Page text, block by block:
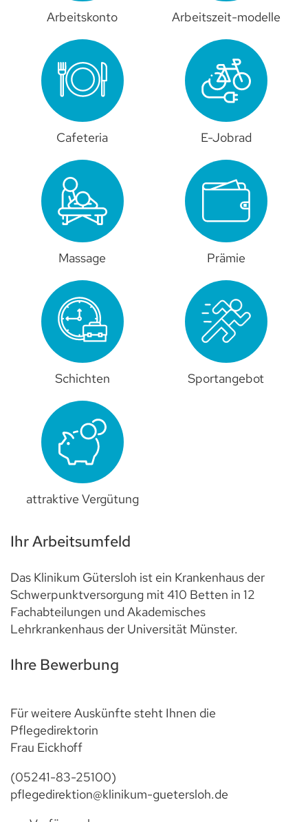
Arbeitskonto Arbeitszeit-modelle
Cafeteria E-Jobrad
Massage Prämie
Schichten Sportangebot
attraktive Vergütung
Ihr Arbeitsumfeld
Das Klinikum Gütersloh ist ein Krankenhaus der
Schwerpunktversorgung mit 410 Betten in 12
Fachabteilungen und Akademisches
Lehrkrankenhaus der Universität Münster.
Ihre Bewerbung
Für weitere Auskünfte steht Ihnen die
Pflegedirektorin
Frau Eickhoff
(05241-83-25100)
pflegedirektion@klinikum-guetersloh.de